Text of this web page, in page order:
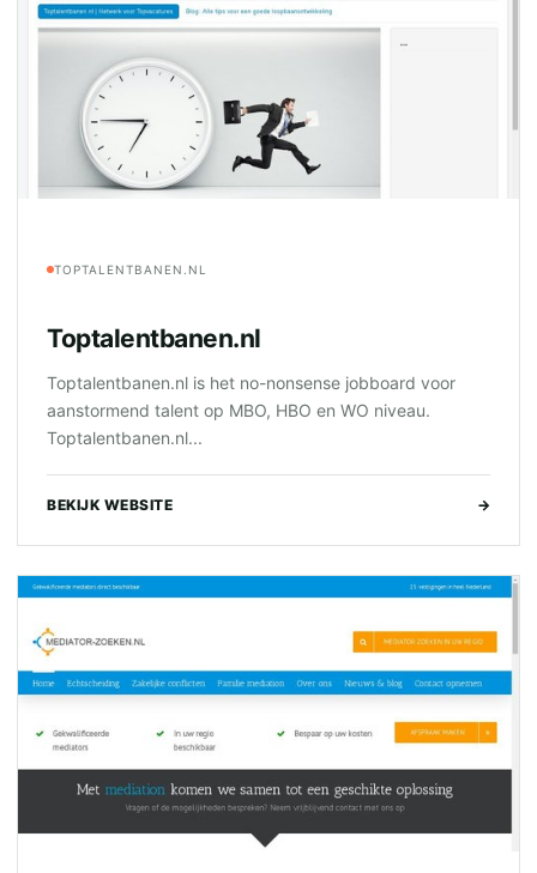
TOPTALENTBANEN.NL
Toptalentbanen.nl
Toptalentbanen.nl is het no-nonsense jobboard voor
aanstormend talent op MBO, HBO en WO niveau.
Toptalentbanen.nl...
BEKIJK WEBSITE →